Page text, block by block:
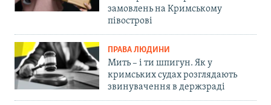
замовлень на Кримському
півострові
ПРАВА ЛЮДИНИ
Мить – і ти шпигун. Як у
кримських судах розглядають
звинувачення в держзраді